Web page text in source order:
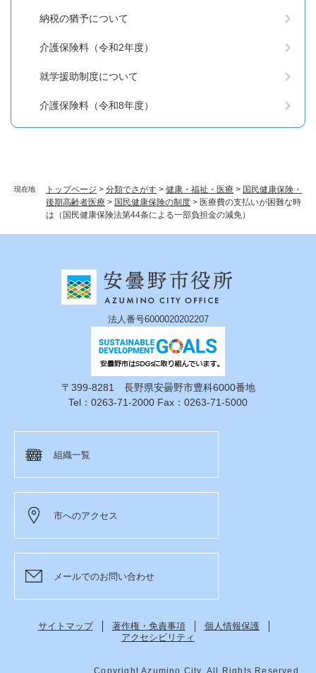
現在地 トップページ > 分類でさがす > 健康・福祉・医療 > 国民健康保険・
後期高齢者医療 > 国民健康保険の制度 > 医療費の支払いが困難な時
は（国民健康保険法第44条による一部負担金の減免）
納税の猶予について
介護保険料（令和2年度）
就学援助制度について
介護保険料（令和8年度）
法人番号6000020202207
〒399-8281 長野県安曇野市豊科6000番地
Tel：0263-71-2000 Fax：0263-71-5000
組織一覧
市へのアクセス
メールでのお問い合わせ
サイトマップ 著作権・免責事項
個人情報保護
アクセシビリティ
Copyright Azumino City. All Rights Reserved.